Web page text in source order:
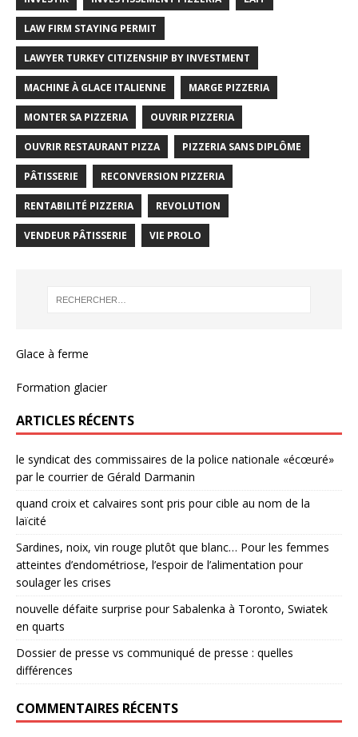
LAW FIRM STAYING PERMIT
LAWYER TURKEY CITIZENSHIP BY INVESTMENT
MACHINE À GLACE ITALIENNE MARGE PIZZERIA
MONTER SA PIZZERIA OUVRIR PIZZERIA
OUVRIR RESTAURANT PIZZA PIZZERIA SANS DIPLÔME
PÂTISSERIE RECONVERSION PIZZERIA
RENTABILITÉ PIZZERIA REVOLUTION
VENDEUR PÂTISSERIE VIE PROLO
Glace à ferme
Formation glacier
ARTICLES RÉCENTS
le syndicat des commissaires de la police nationale «écœuré»
par le courrier de Gérald Darmanin
quand croix et calvaires sont pris pour cible au nom de la
laïcité
Sardines, noix, vin rouge plutôt que blanc… Pour les femmes
atteintes d’endométriose, l’espoir de l’alimentation pour
soulager les crises
nouvelle défaite surprise pour Sabalenka à Toronto, Swiatek
en quarts
Dossier de presse vs communiqué de presse : quelles
différences
COMMENTAIRES RÉCENTS